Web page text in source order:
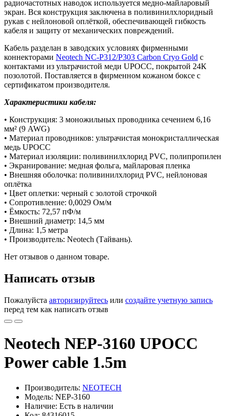
радиочастотных наводок используется медно-майларовый
экран. Вся конструкция заключена в поливинилхлоридный
рукав с нейлоновой оплёткой, обеспечивающей гибкость
кабеля и защиту от механических повреждений.
Кабель разделан в заводских условиях фирменными
коннекторами Neotech NC-P312/P303 Carbon Cryo Gold с
контактами из ультрачистой меди UPOCC, покрытой 24К
позолотой. Поставляется в фирменном кожаном боксе с
сертификатом производителя.
Характеристики кабеля:
• Конструкция: 3 моножильных проводника сечением 6,16
мм² (9 AWG)
• Материал проводников: ультрачистая монокристаллическая
медь UPOCC
• Материал изоляции: поливинилхлорид PVC, полипропилен
• Экранирование: медная фольга, майларовая пленка
• Внешняя оболочка: поливинилхлорид PVC, нейлоновая
оплётка
• Цвет оплетки: черный с золотой строчкой
• Сопротивление: 0,0029 Ом/м
• Ёмкость: 72,57 пФ/м
• Внешний диаметр: 14,5 мм
• Длина: 1,5 метра
• Производитель: Neotech (Тайвань).
Нет отзывов о данном товаре.
Написать отзыв
Пожалуйста авторизируйтесь или создайте учетную запись
перед тем как написать отзыв
Neotech NEP-3160 UPOCC
Power cable 1.5m
Производитель: NEOTECH
Модель: NEP-3160
Наличие: Есть в наличии